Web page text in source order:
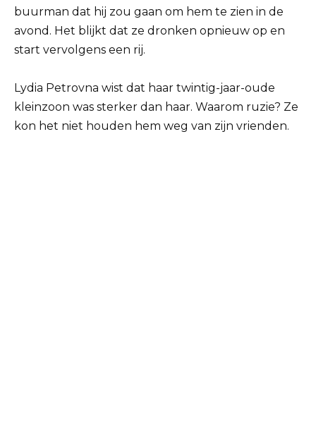
buurman dat hij zou gaan om hem te zien in de
avond. Het blijkt dat ze dronken opnieuw op en
start vervolgens een rij.
Lydia Petrovna wist dat haar twintig-jaar-oude
kleinzoon was sterker dan haar. Waarom ruzie? Ze
kon het niet houden hem weg van zijn vrienden.